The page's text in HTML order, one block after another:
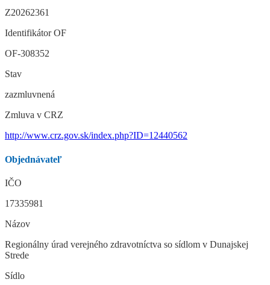
Z20262361
Identifikátor OF
OF-308352
Stav
zazmluvnená
Zmluva v CRZ
http://www.crz.gov.sk/index.php?ID=12440562
Objednávateľ
IČO
17335981
Názov
Regionálny úrad verejného zdravotníctva so sídlom v Dunajskej
Strede
Sídlo